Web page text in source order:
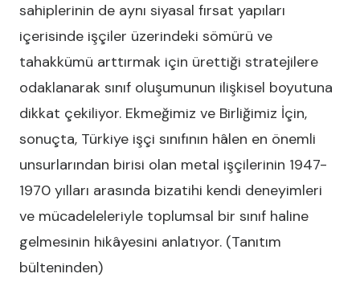
sahiplerinin de aynı siyasal fırsat yapıları
içerisinde işçiler üzerindeki sömürü ve
tahakkümü arttırmak için ürettiği stratejilere
odaklanarak sınıf oluşumunun ilişkisel boyutuna
dikkat çekiliyor. Ekmeğimiz ve Birliğimiz İçin,
sonuçta, Türkiye işçi sınıfının hâlen en önemli
unsurlarından birisi olan metal işçilerinin 1947-
1970 yılları arasında bizatihi kendi deneyimleri
ve mücadeleleriyle toplumsal bir sınıf haline
gelmesinin hikâyesini anlatıyor. (Tanıtım
bülteninden)